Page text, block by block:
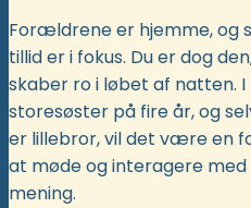
Forældrene er hjemme, og
tillid er i fokus. Du er dog
skaber ro i løbet af natten.
storesøster på fire år, og
er lillebror, vil det være en
at møde og interagere
mening.